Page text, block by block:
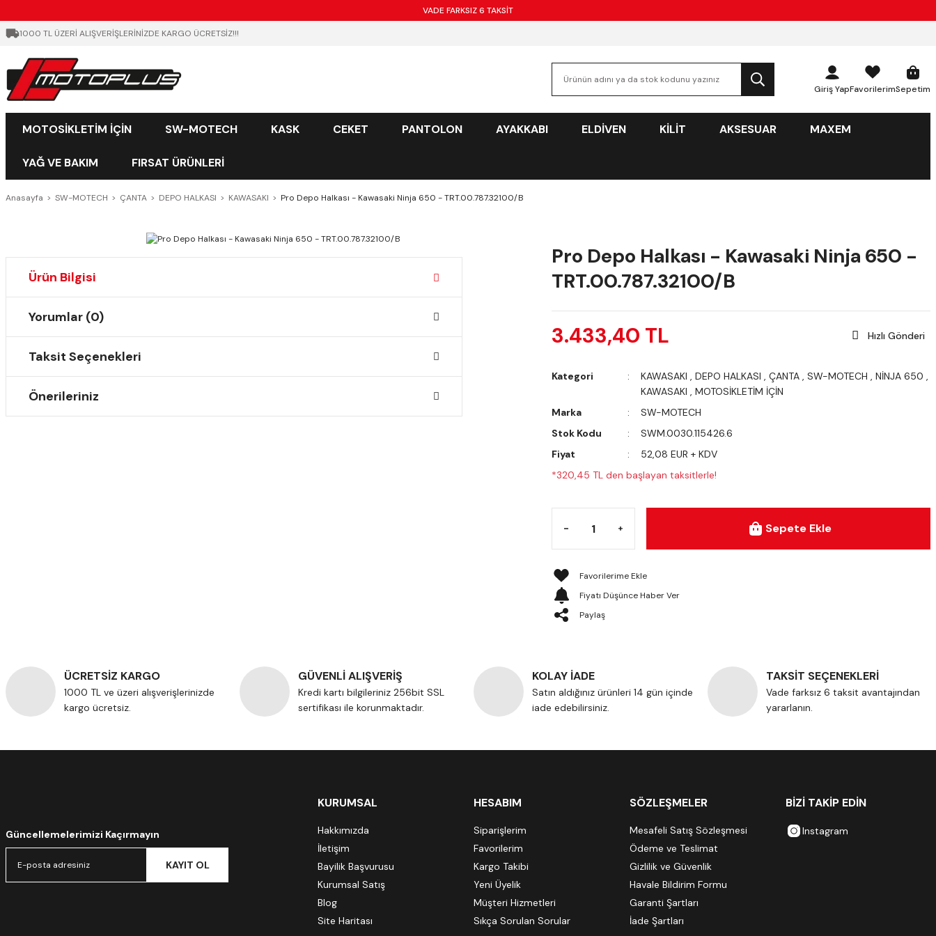
VADE FARKSIZ 6 TAKSİT
1000 TL ÜZERİ ALIŞVERİŞLERİNİZDE KARGO ÜCRETSİZ!!!
Giriş YapFavorilerimSepetim
MOTOSİKLETİM İÇİN SW-MOTECH KASK CEKET PANTOLON AYAKKABI ELDİVEN KİLİT AKSESUAR MAXEM
YAĞ VE BAKIM FIRSAT ÜRÜNLERİ
Anasayfa SW-MOTECH ÇANTA DEPO HALKASI KAWASAKI Pro Depo Halkası - Kawasaki Ninja 650 - TRT.00.787.32100/B
Ürün Bilgisi
Yorumlar (0)
Taksit Seçenekleri
Önerileriniz
Pro Depo Halkası - Kawasaki Ninja 650 -
TRT.00.787.32100/B
3.433,40 TL Hızlı Gönderi
Kategori KAWASAKI , DEPO HALKASI , ÇANTA , SW-MOTECH , NİNJA 650 ,
KAWASAKI , MOTOSİKLETİM İÇİN
Marka
SW-MOTECH
Stok Kodu
SWM.0030.115426.6
Fiyat
52,08 EUR + KDV
*320,45 TL den başlayan taksitlerle!
Sepete Ekle
Fiyatı Düşünce Haber Ver
Paylaş
ÜCRETSİZ KARGO
1000 TL ve üzeri alışverişlerinizde
kargo ücretsiz.
GÜVENLİ ALIŞVERİŞ
Kredi kartı bilgileriniz 256bit SSL
sertifikası ile korunmaktadır.
KOLAY İADE
Satın aldığınız ürünleri 14 gün içinde
iade edebilirsiniz.
TAKSİT SEÇENEKLERİ
Vade farksız 6 taksit avantajından
yararlanın.
Güncellemelerimizi Kaçırmayın
KAYIT OL
KURUMSAL
Hakkımızda
İletişim
Bayilik Başvurusu
Kurumsal Satış
Blog
Site Haritası
HESABIM
Siparişlerim
Favorilerim
Kargo Takibi
Yeni Üyelik
Müşteri Hizmetleri
Sıkça Sorulan Sorular
SÖZLEŞMELER
Mesafeli Satış Sözleşmesi
Ödeme ve Teslimat
Gizlilik ve Güvenlik
Havale Bildirim Formu
Garanti Şartları
İade Şartları
BİZİ TAKİP EDİN
Instagram